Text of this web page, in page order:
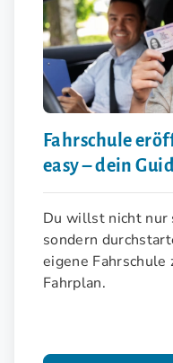
Fahrschule
easy – dein
Du willst nicht nur
sondern
eigene Fahrschule
Fahrplan.